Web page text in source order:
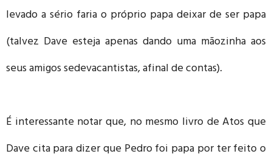
levado a sério faria o próprio papa deixar de ser papa
(talvez Dave esteja apenas dando uma mãozinha aos
seus amigos sedevacantistas, afinal de contas).
É interessante notar que, no mesmo livro de Atos que
Dave cita para dizer que Pedro foi papa por ter feito o